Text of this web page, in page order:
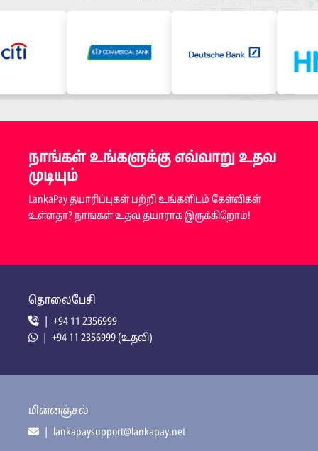
நாங்கள் உங்களுக்கு எவ்வாறு உதவ
முடியும்
LankaPay தயாரிப்புகள் பற்றி உங்களிடம் கேள்விகள்
உள்ளதா? நாங்கள் உதவ தயாராக இருக்கிறோம்!
தொலைபேசி
| +94 11 2356999
| +94 11 2356999 (உதவி)
மின்னஞ்சல்
| lankapaysupport@lankapay.net